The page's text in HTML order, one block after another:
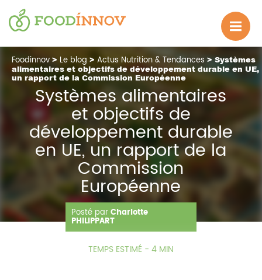
Foodinnov > Le blog > Actus Nutrition & Tendances > Systèmes
alimentaires et objectifs de développement durable en UE,
un rapport de la Commission Européenne
Systèmes alimentaires
et objectifs de
développement durable
en UE, un rapport de la
Commission
Européenne
12.11.2024 1623 Vue(s)
Posté parCharlotte
PHILIPPART
TEMPS ESTIMÉ - 4 MIN